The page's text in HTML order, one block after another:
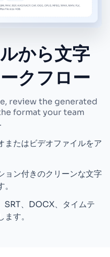
から文字
クフロー
review the generated
format your team
またはビデオファイルをア
ョン付きのクリーンな文字
SRT、DOCX、タイムテ
す。